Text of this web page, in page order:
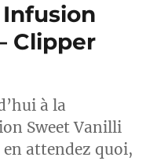
Clipper
à la
Sweet Vanilli
en attendez quoi,